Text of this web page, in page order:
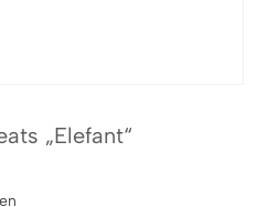
„Elefant“